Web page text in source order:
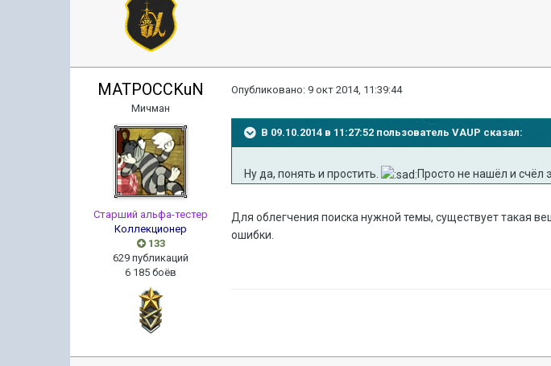
MATPOCCKuN
Мичман
Старший альфа-тестер
Коллекционер
133
629 публикаций
6 185 боёв
Опубликовано: 9 окт 2014, 11:39:44
В 09.10.2014 в 11:27:52 пользователь VAUP сказал:
Ну да, понять и простить. Просто не нашёл и счёл
Для облегчения поиска нужной темы, существует такая
ошибки.